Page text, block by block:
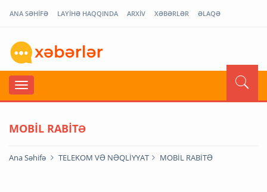
ANA SƏHİFƏ LAYİHƏ HAQQINDA ARXİV XƏBƏRLƏR ƏLAQƏ
MOBİL RABİTƏ
Ana Səhifə TELEKOM VƏ NƏQLİYYAT MOBİL RABİTƏ